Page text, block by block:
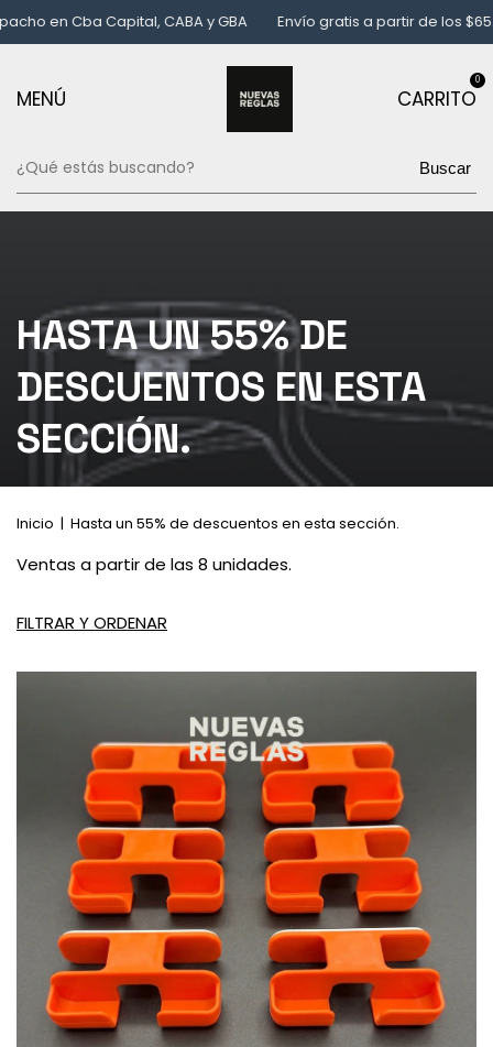
Capital, CABA y GBA Envío gratis a partir de los $65.000
MENÚ CARRITO
0
Buscar
HASTA UN 55% DE
DESCUENTOS EN ESTA
SECCIÓN.
Inicio | Hasta un 55% de descuentos en esta sección.
Ventas a partir de las 8 unidades.
FILTRAR Y ORDENAR